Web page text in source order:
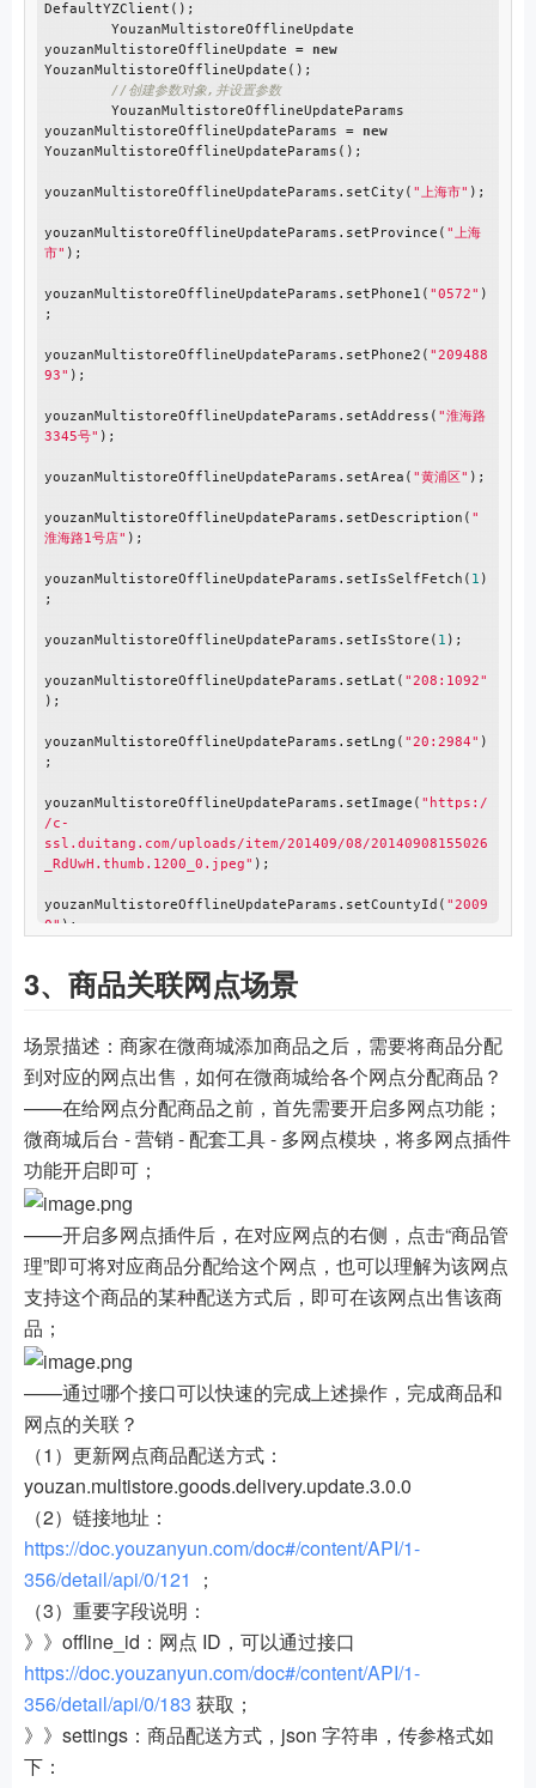
DefaultYZClient();
youzanMultistoreOfflineUpdate =
new
YouzanMultistoreOfflineUpdate();
//创建参数对象,并设置参数
youzanMultistoreOfflineUpdateParams =
new
YouzanMultistoreOfflineUpdateParams();
youzanMultistoreOfflineUpdateParams.setCity( "上海市" );
youzanMultistoreOfflineUpdateParams.setProvince( "上海
市" );
youzanMultistoreOfflineUpdateParams.setPhone1( "0572" )
;
youzanMultistoreOfflineUpdateParams.setPhone2( "209488
93" );
youzanMultistoreOfflineUpdateParams.setAddress( "淮海路
3345号" );
youzanMultistoreOfflineUpdateParams.setArea( "黄浦区" );
youzanMultistoreOfflineUpdateParams.setDescription( "
淮海路1号店" );
youzanMultistoreOfflineUpdateParams.setIsSelfFetch( 1 )
;
youzanMultistoreOfflineUpdateParams.setIsStore( 1 );
youzanMultistoreOfflineUpdateParams.setLat( "208:1092"
);
youzanMultistoreOfflineUpdateParams.setLng( "20:2984" )
;
youzanMultistoreOfflineUpdateParams.setImage( "https:/
/c-
ssl.duitang.com/uploads/item/201409/08/20140908155026
_RdUwH.thumb.1200_0.jpeg" );
youzanMultistoreOfflineUpdateParams.setCountyId( "2009
0" );
youzanMultistoreOfflineUpdateParams.setId(
try {
        YouzanMultistoreOfflineUpdateResult result =
yzClient.invoke(youzanMultistoreOfflineUpdate, token,
YouzanMultistoreOfflineUpdateResult.class);
            System.out.
println(JSON.toJSON(result));
        }
catch (SDKException n) {
            n.printStackTrace();
    }
3、商品关联网点场景
场景描述：商家在微商城添加商品之后，需要将商品分配
到对应的网点出售，如何在微商城给各个网点分配商品？
——在给网点分配商品之前，首先需要开启多网点功能；
微商城后台 - 营销 - 配套工具 - 多网点模块，将多网点插件
功能开启即可；
——开启多网点插件后，在对应网点的右侧，点击“商品管
理”即可将对应商品分配给这个网点，也可以理解为该网点
支持这个商品的某种配送方式后，即可在该网点出售该商
品；
——通过哪个接口可以快速的完成上述操作，完成商品和
网点的关联？
（1）更新网点商品配送方式：
youzan.multistore.goods.delivery.update.3.0.0
（2）链接地址：
https://doc.youzanyun.com/doc#/content/API/1-
356/detail/api/0/121
；
（3）重要字段说明：
》》offline_id：网点 ID，可以通过接口
https://doc.youzanyun.com/doc#/content/API/1-
356/detail/api/0/183 获取；
》》settings：商品配送方式，json 字符串，传参格式如
下：